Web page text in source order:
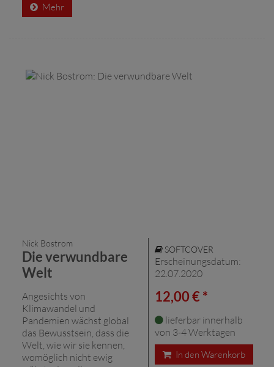
Mehr
Nick Bostrom
Die verwundbare
Welt
Angesichts von
Klimawandel und
Pandemien wächst global
das Bewusstsein, dass die
Welt, wie wir sie kennen,
womöglich nicht ewig
SOFTCOVER
Erscheinungsdatum:
22.07.2020
12,00 € *
lieferbar innerhalb
von 3-4 Werktagen
In den Warenkorb